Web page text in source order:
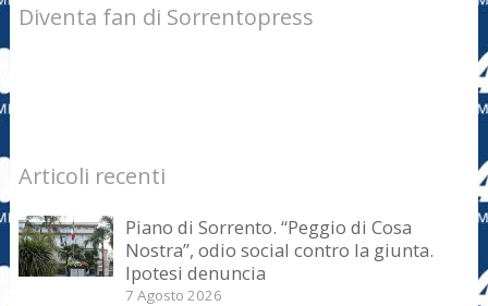
Diventa fan di Sorrentopress
Articoli recenti
Piano di Sorrento. “Peggio di Cosa
Nostra”, odio social contro la giunta.
Ipotesi denuncia
7 Agosto 2026